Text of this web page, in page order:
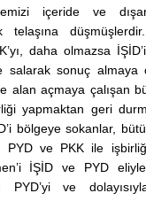
içeride ve
telaşına
daha olmazsa
salarak sonuç almaya
alan açmaya çalışan
yapmaktan geri
bölgeye sokanlar,
PYD ve PKK ile
İŞİD ve PYD
PYD’yi ve